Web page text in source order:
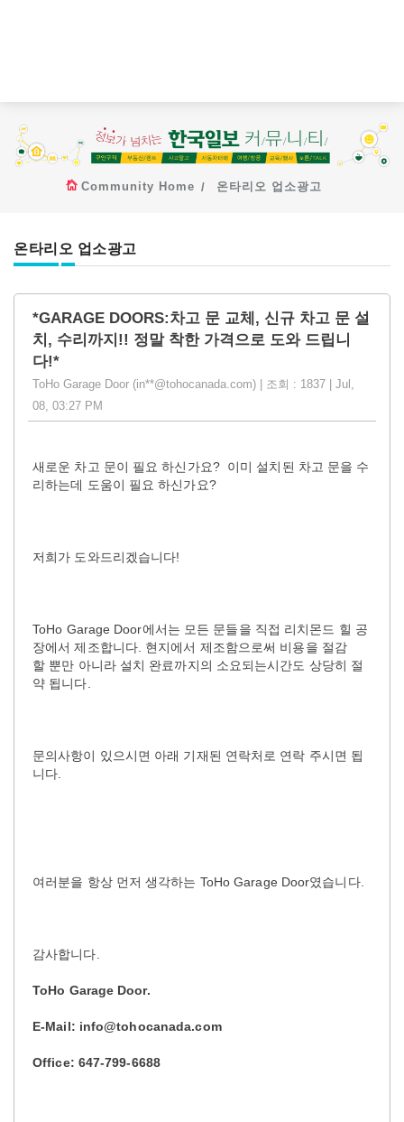
Community Home 온타리오 업소광고
온타리오 업소광고
*GARAGE DOORS:차고 문 교체, 신규 차고 문 설
치, 수리까지!! 정말 착한 가격으로 도와 드립니
다!*
ToHo Garage Door (in**@tohocanada.com) | 조회 : 1837 | Jul,
08, 03:27 PM
새로운 차고 문이 필요 하신가요? 이미 설치된 차고 문을 수
리하는데 도움이 필요 하신가요?
저희가 도와드리겠습니다!
ToHo Garage Door에서는 모든 문들을 직접 리치몬드 힐 공
장에서 제조합니다. 현지에서 제조함으로써 비용을 절감
할 뿐만 아니라 설치 완료까지의 소요되는시간도 상당히 절
약 됩니다.
문의사항이 있으시면 아래 기재된 연락처로 연락 주시면 됩
니다.
여러분을 항상 먼저 생각하는 ToHo Garage Door였습니다.
감사합니다.
ToHo Garage Door.
E-Mail: info@tohocanada.com
Office: 647-799-6688